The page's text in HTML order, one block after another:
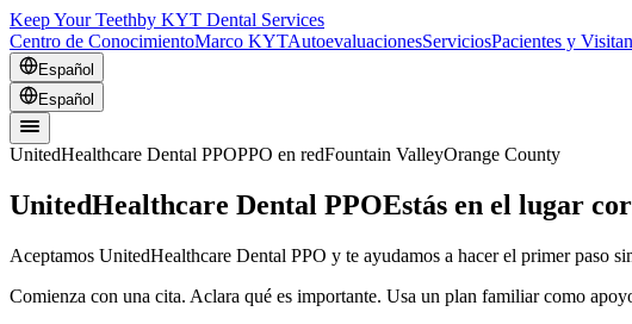
Keep Your Teethby KYT Dental Services
Centro de ConocimientoMarco KYTAutoevaluacionesServiciosPacientes y
Español
Español
UnitedHealthcare Dental PPOPPO en redFountain ValleyOrange County
UnitedHealthcare Dental PPOEstás en el lugar
Aceptamos UnitedHealthcare Dental PPO y te ayudamos a hacer el primer paso
Comienza con una cita. Aclara qué es importante. Usa un plan familiar como